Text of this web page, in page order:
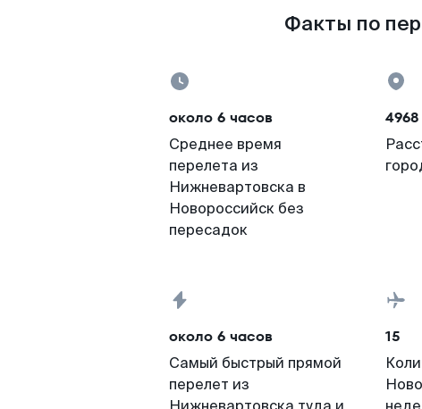
Факты по
около 6 часов
Среднее время
перелета из
Нижневартовска в
Новороссийск без
пересадок
около 6 часов
Самый быстрый прямой
перелет из
15